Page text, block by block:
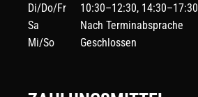
Di/Do/Fr
10:30–12:30, 14:30–17:30
Sa
Nach Terminabsprache
Mi/So
Geschlossen